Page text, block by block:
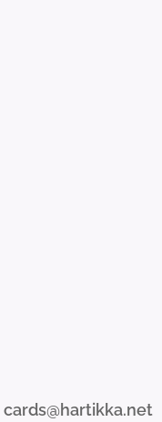
cards@hartikka.net